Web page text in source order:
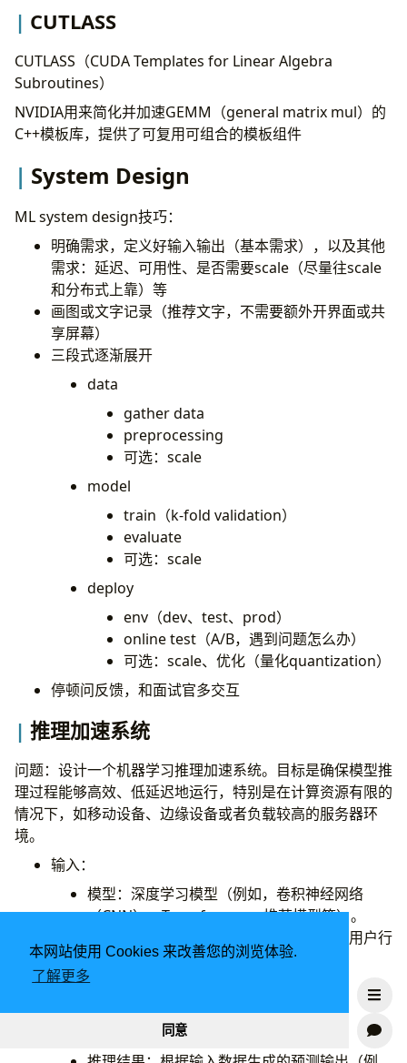
本网站使用 Cookies 来改善您的浏览体验.
了解更多
同意
CUTLASS
CUTLASS（CUDA Templates for Linear Algebra
Subroutines）
NVIDIA用来简化并加速GEMM（general matrix mul）的
C++模板库，提供了可复用可组合的模板组件
System Design
ML system design技巧：
明确需求，定义好输入输出（基本需求），以及其他
需求：延迟、可用性、是否需要scale（尽量往scale
和分布式上靠）等
画图或文字记录（推荐文字，不需要额外开界面或共
享屏幕）
三段式逐渐展开
data
gather data
preprocessing
可选：scale
model
train（k-fold validation）
evaluate
可选：scale
deploy
env（dev、test、prod）
online test（A/B，遇到问题怎么办）
可选：scale、优化（量化quantization）
停顿问反馈，和面试官多交互
推理加速系统
问题：设计一个机器学习推理加速系统。目标是确保模型推
理过程能够高效、低延迟地运行，特别是在计算资源有限的
情况下，如移动设备、边缘设备或者负载较高的服务器环
境。
输入：
模型：深度学习模型（例如，卷积神经网络
（CNN）、Transformer、推荐模型等）。
输入数据：模型的推理输入数据，可能是用户行
为数据、图像数据或文本数据。
计算资源：可用的硬件资源，包括CPU、